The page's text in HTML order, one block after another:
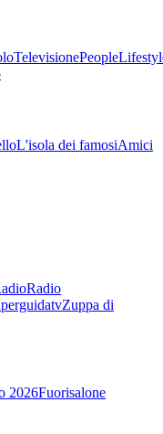
TelevisionePeople
L'isola dei famosiAmici
Radio
Zuppa di
2026Fuorisalone